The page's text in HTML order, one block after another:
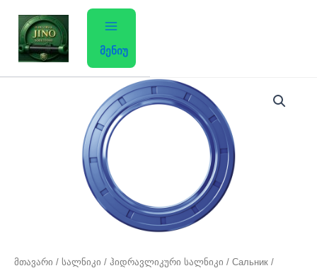
content
მენიუ
მთავარი / სალნიკი / ჰიდრავლიკური სალნიკი / Сальник /